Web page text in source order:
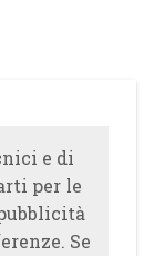
e di
per le
Se